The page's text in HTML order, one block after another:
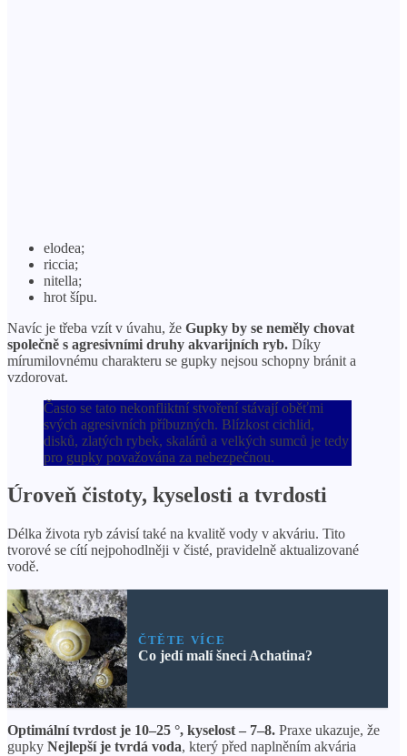
elodea;
riccia;
nitella;
hrot šípu.
Navíc je třeba vzít v úvahu, že Gupky by se neměly chovat
společně s agresivními druhy akvarijních ryb. Díky
mírumilovnému charakteru se gupky nejsou schopny bránit a
vzdorovat.
Často se tato nekonfliktní stvoření stávají oběťmi
svých agresivních příbuzných. Blízkost cichlid,
disků, zlatých rybek, skalárů a velkých sumců je tedy
pro gupky považována za nebezpečnou.
Úroveň čistoty, kyselosti a tvrdosti
Délka života ryb závisí také na kvalitě vody v akváriu. Tito
tvorové se cítí nejpohodlněji v čisté, pravidelně aktualizované
vodě.
ČTĚTE VÍCE
Co jedí malí šneci Achatina?
Optimální tvrdost je 10–25 °, kyselost – 7–8. Praxe ukazuje, že
gupky Nejlepší je tvrdá voda, který před naplněním akvária